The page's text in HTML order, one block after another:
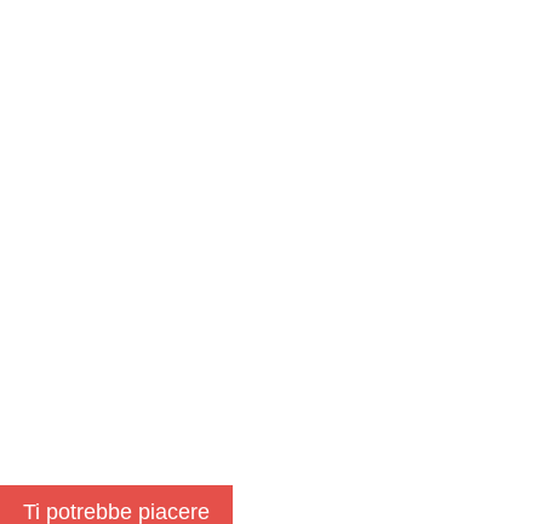
Ti potrebbe piacere